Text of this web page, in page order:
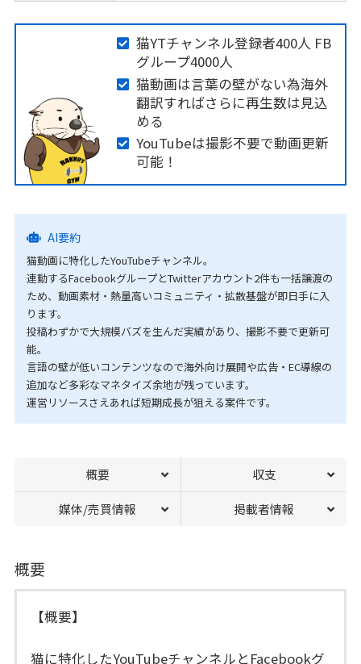
猫YTチャンネル登録者400人 FB
グループ4000人
猫動画は言葉の壁がない為海外
翻訳すればさらに再生数は見込
める
YouTubeは撮影不要で動画更新
可能！
AI要約
猫動画に特化したYouTubeチャンネル。
連動するFacebookグループとTwitterアカウント2件も一括譲渡の
ため、動画素材・熱量高いコミュニティ・拡散基盤が即日手に入
ります。
投稿わずかで大規模バズを生んだ実績があり、撮影不要で更新可
能。
言語の壁が低いコンテンツなので海外向け展開や広告・EC導線の
追加など多彩なマネタイズ余地が残っています。
運営リソースさえあれば短期成長が狙える案件です。
概要 収支
媒体/売買情報 掲載者情報
概要
【概要】
猫に特化したYouTubeチャンネルとFacebookグ